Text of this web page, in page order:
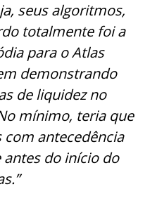
seus algoritmos,
totalmente foi a
para o Atlas
demonstrando
de liquidez no
mínimo, teria que
com antecedência
do início do